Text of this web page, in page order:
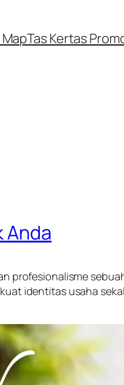
Tas Kertas
Anda
profesionalisme
identitas usaha